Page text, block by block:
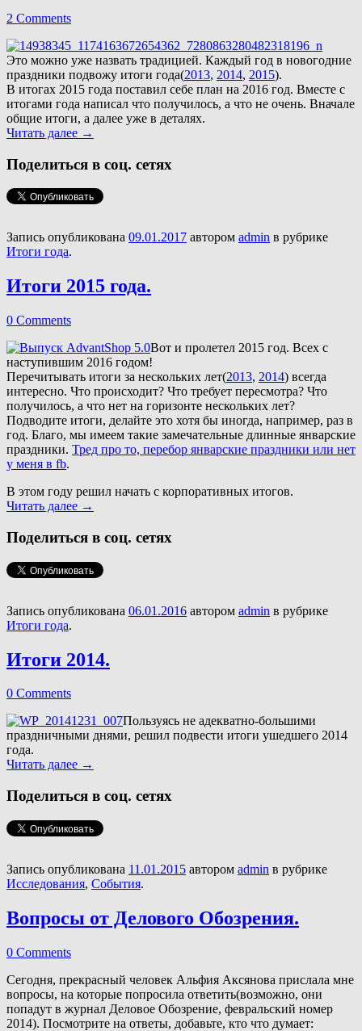
2 Comments
Это можно уже назвать традицией. Каждый год в новогодние
праздники подвожу итоги года(2013, 2014, 2015).
В итогах 2015 года поставил себе план на 2016 год. Вместе с
итогами года написал что получилось, а что не очень. Вначале
общие итоги, а далее уже в деталях.
Читать далее →
Поделиться в соц. сетях
Запись опубликована 09.01.2017 автором admin в рубрике
Итоги года.
Итоги 2015 года.
0 Comments
Вот и пролетел 2015 год. Всех с
наступившим 2016 годом!
Перечитывать итоги за нескольких лет(2013, 2014) всегда
интересно. Что происходит? Что требует пересмотра? Что
получилось, а что нет на горизонте нескольких лет?
Подводите итоги, делайте это хотя бы иногда, например, раз в
год. Благо, мы имеем такие замечательные длинные январские
праздники. Тред про то, перебор январские праздники или нет
у меня в fb.
В этом году решил начать с корпоративных итогов.
Читать далее →
Поделиться в соц. сетях
Запись опубликована 06.01.2016 автором admin в рубрике
Итоги года.
Итоги 2014.
0 Comments
Пользуясь не адекватно-большими
праздничными днями, решил подвести итоги ушедшего 2014
года.
Читать далее →
Поделиться в соц. сетях
Запись опубликована 11.01.2015 автором admin в рубрике
Исследования, События.
Вопросы от Делового Обозрения.
0 Comments
Сегодня, прекрасный человек Альфия Аксянова прислала мне
вопросы, на которые попросила ответить(возможно, они
попадут в журнал Деловое Обозрение, февральский номер
2014). Посмотрите на ответы, добавьте, кто что думает: